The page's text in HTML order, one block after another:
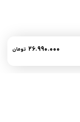
۲۶.۹۹۰.۰۰۰ تومان